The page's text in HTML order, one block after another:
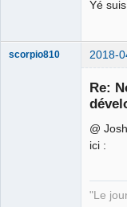
Yé
scorpio810 2018-
Re:
@
ici :
"Le